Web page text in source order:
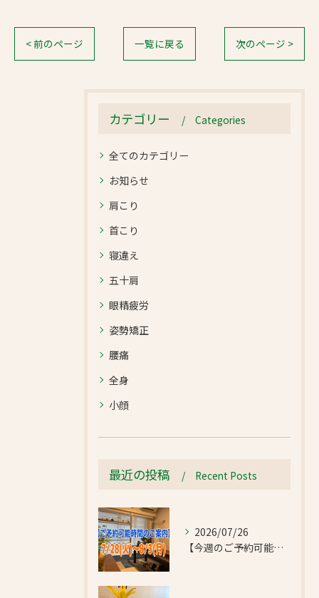
< 前のページ 一覧に戻る 次のページ >
カテゴリー Categories
全てのカテゴリー
お知らせ
肩こり
首こり
寝違え
五十肩
眼精疲労
姿勢矯正
腰痛
全身
小顔
最近の投稿 Recent Posts
2026/07/26
【今週のご予約可能時間のご案内】2026/7/28(火)~8/3(月)